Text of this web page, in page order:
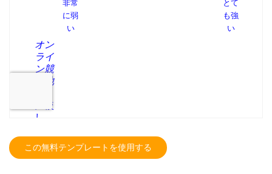
この無料テンプレートを使用する